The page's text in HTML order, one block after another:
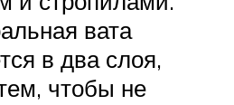
вата
в два слоя,
чтобы не